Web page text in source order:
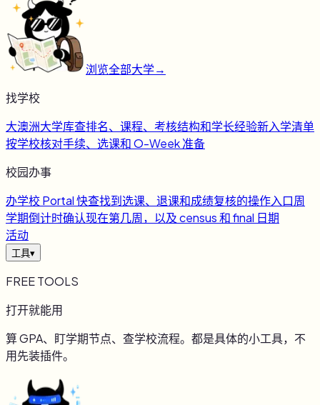
浏览全部大学→
找学校
大澳洲大学库查排名、课程、考核结构和学长经验新入学清单
按学校核对手续、选课和 O-Week 准备
校园办事
办学校 Portal 快查找到选课、退课和成绩复核的操作入口周
学期倒计时确认现在第几周，以及 census 和 final 日期
活动
工具▾
FREE TOOLS
打开就能用
算 GPA、盯学期节点、查学校流程。都是具体的小工具，不
用先装插件。